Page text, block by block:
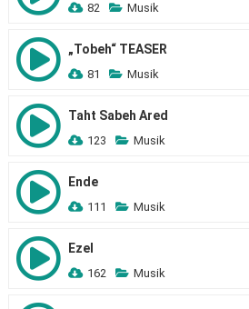
82 Musik
„Tobeh“ TEASER
81 Musik
Taht Sabeh Ared
123 Musik
Ende
111 Musik
Ezel
162 Musik